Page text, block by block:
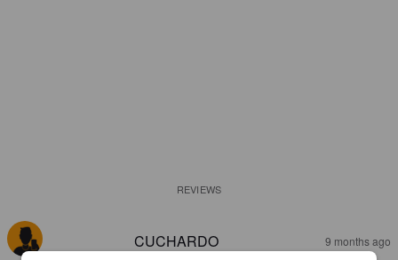
REVIEWS
CUCHARDO 9 months ago